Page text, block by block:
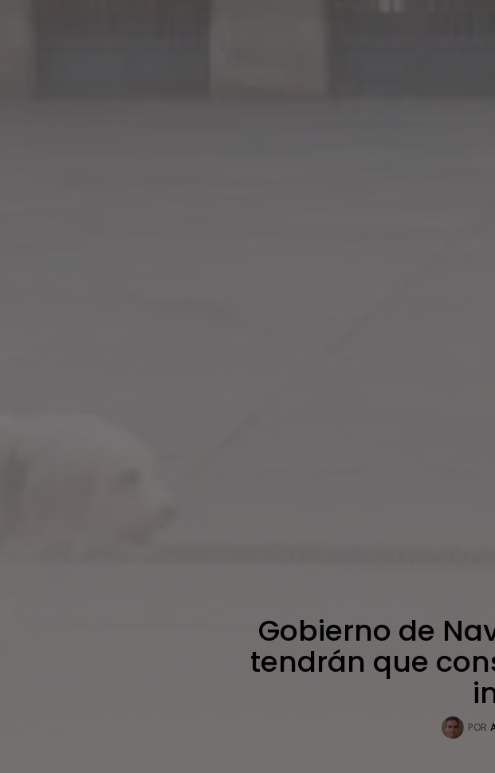
Gobierno de
tendrán que
POR